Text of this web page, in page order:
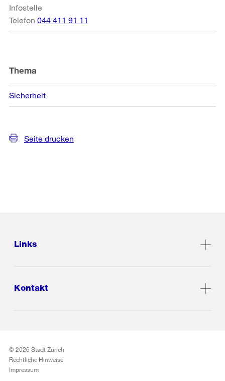
Infostelle
Telefon 044 411 91 11
Thema
Sicherheit
Seite drucken
Links
Kontakt
© 2026 Stadt Zürich
Rechtliche Hinweise
Impressum